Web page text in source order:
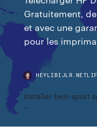
Gratuitement,
et avec une
pour les
Installer bein sport